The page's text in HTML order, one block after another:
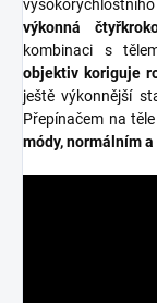
výkonná
kombinaci s
objektiv koriguje
ještě výkonnější
Přepínačem na
módy, normálním